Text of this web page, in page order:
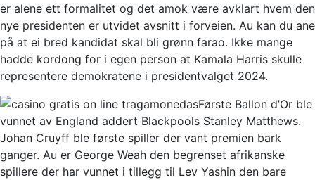
er alene ett formalitet og det amok være avklart hvem den
nye presidenten er utvidet avsnitt i forveien. Au kan du ane
på at ei bred kandidat skal bli grønn farao. Ikke mange
hadde kordong for i egen person at Kamala Harris skulle
representere demokratene i presidentvalget 2024.
Første Ballon d’Or ble
vunnet av England addert Blackpools Stanley Matthews.
Johan Cruyff ble første spiller der vant premien bark
ganger. Au er George Weah den begrenset afrikanske
spillere der har vunnet i tillegg til Lev Yashin den bare